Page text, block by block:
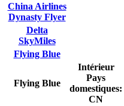
China Airlines
Dynasty Flyer
Delta
SkyMiles
Flying Blue
Flying Blue
Intérieur
Pays
domestiques:
CN